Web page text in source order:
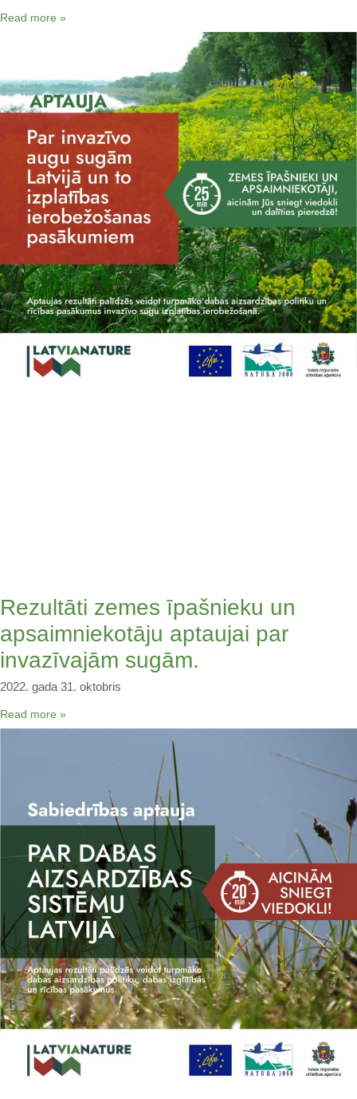
Read more »
Rezultāti zemes īpašnieku un
apsaimniekotāju aptaujai par
invazīvajām sugām.
2022. gada 31. oktobris
Read more »